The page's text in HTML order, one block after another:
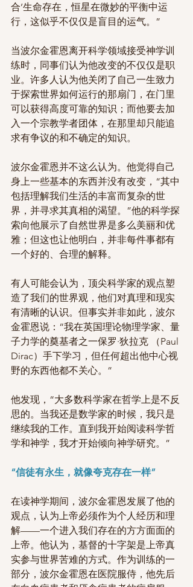
合’生命存在，恒星在微妙的平衡中运
行，这似乎不仅仅是盲目的运气。”
当波尔金霍恩离开科学领域接受神学训
练时，同事们认为他改变的不仅仅是职
业。许多人认为他关闭了自己一生致力
于探索世界如何运行的那扇门，在门里
可以获得高度可靠的知识；而他要去加
入一个宗教学者团体，在那里却只能追
求有争议的和不确定的知识。
波尔金霍恩并不这么认为。他觉得自己
身上一些基本的东西并没有改变，“其中
包括理解我们生活的丰富而复杂的世
界，并寻求其真相的渴望。”他的科学探
索向他展示了自然世界是多么美丽和优
雅；但这也让他明白，并非每件事都有
一个好的、合理的解释。
有人可能会认为，顶尖科学家的观点塑
造了我们的世界观，他们对真理和现实
有清晰的认识。但事实并非如此，波尔
金霍恩说：“我在英国理论物理学家、量
子力学的奠基者之一保罗·狄拉克 （Paul
Dirac）手下学习，但任何超出他中心视
野的东西他都不关心。”
他发现，“大多数科学家在哲学上是不反
思的。当我还是数学家的时候，我只是
继续我的工作。直到我开始阅读科学哲
学和神学，我才开始倾向神学研究。”
“信徒有永生，就像夸克存在一样”
在读神学期间，波尔金霍恩发展了他的
观点，认为上帝必须作为个人经历和理
解——一个进入我们存在的方方面面的
上帝。他认为，基督的十字架是上帝真
实参与世界苦难的方式。作为训练的一
部分，波尔金霍恩在医院服侍，他先后